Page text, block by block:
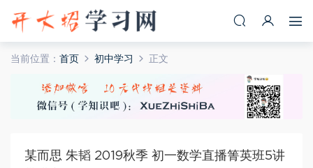
当前位置： 首页 初中学习 正文
某而思 朱韬 2019秋季 初一数学直播箐英班5讲